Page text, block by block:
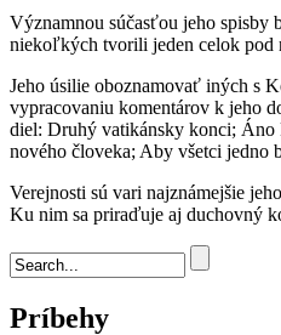
Významnou súčasťou jeho spisby
niekoľkých tvorili jeden celok pod
Jeho úsilie oboznamovať iných s
vypracovaniu komentárov k jeho
diel: Druhý vatikánsky konci; Áno
nového človeka; Aby všetci jedno
Verejnosti sú vari najznámejšie
Ku nim sa priraďuje aj duchovný
Vyhľadávanie
Príbehy